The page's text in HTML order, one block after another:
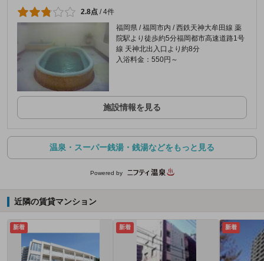
2.8点 /4件
福岡県 / 福岡市内 / 西鉄天神大牟田線 薬
院駅より徒歩約5分福岡都市高速道路1号
線 天神北出入口より約8分
入浴料金：550円～
施設情報を見る
温泉・スーパー銭湯・銭湯などをもっと見る
Powered by
近隣の賃貸マンション
新着 新着 新着